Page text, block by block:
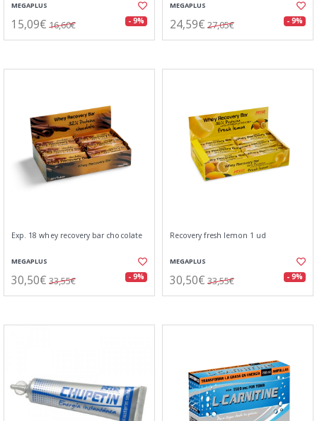
MEGAPLUS
15,09€ 16,60€ - 9%
MEGAPLUS
24,59€ 27,05€ - 9%
Exp. 18 whey recovery bar chocolate
MEGAPLUS
30,50€ 33,55€ - 9%
Recovery fresh lemon 1 ud
MEGAPLUS
30,50€ 33,55€ - 9%